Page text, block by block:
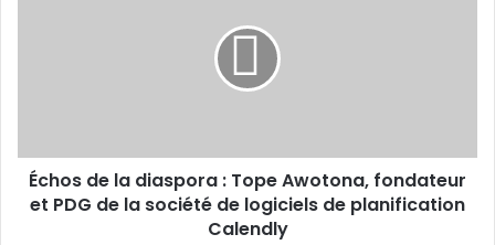
et
PDG
de
Échos de la diaspora : Tope Awotona, fondateur
et PDG de la société de logiciels de planification
Calendly